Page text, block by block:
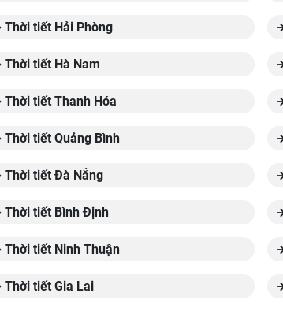
Thời tiết Hải Phòng
Thời tiết Hà Nam
Thời tiết Thanh Hóa
Thời tiết Quảng Bình
Thời tiết Đà Nẵng
Thời tiết Bình Định
Thời tiết Ninh Thuận
Thời tiết Gia Lai